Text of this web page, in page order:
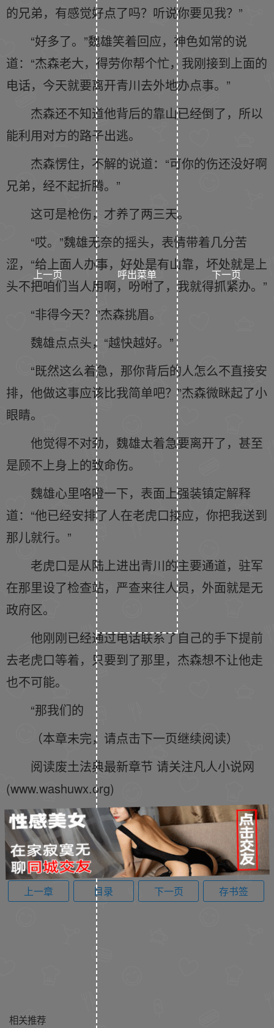
的兄弟，有感觉好点了吗？听说你要见我？”
“好多了。”魏雄笑着回应，神色如常的说
道：“杰森老大，得劳你帮个忙，我刚接到上面的
电话，今天就要离开青川去外地办点事。”
杰森还不知道他背后的靠山已经倒了，所以
能利用对方的路子出逃。
杰森愣住，不解的说道：“可你的伤还没好啊
兄弟，经不起折腾。”
这可是枪伤，才养了两三天。
“哎。”魏雄无奈的摇头，表情带着几分苦
涩，“给上面人办事，好处是有山靠，坏处就是上
头不把咱们当人用啊，吩咐了，我就得抓紧办。”
“非得今天？”杰森挑眉。
魏雄点点头，“越快越好。”
“既然这么着急，那你背后的人怎么不直接安
排，他做这事应该比我简单吧？”杰森微眯起了小
眼睛。
他觉得不对劲，魏雄太着急要离开了，甚至
是顾不上身上的致命伤。
魏雄心里咯噔一下，表面上强装镇定解释
道：“他已经安排了人在老虎口接应，你把我送到
那儿就行。”
老虎口是从陆上进出青川的主要通道，驻军
在那里设了检查站，严查来往人员，外面就是无
政府区。
他刚刚已经通过电话联系了自己的手下提前
去老虎口等着，只要到了那里，杰森想不让他走
也不可能。
“那我们的
（本章未完，请点击下一页继续阅读）
阅读废土法典最新章节 请关注凡人小说网
(www.washuwx.org)
上一章 目录 下一页 存书签
相关推荐
上一页 下一页
呼出菜单